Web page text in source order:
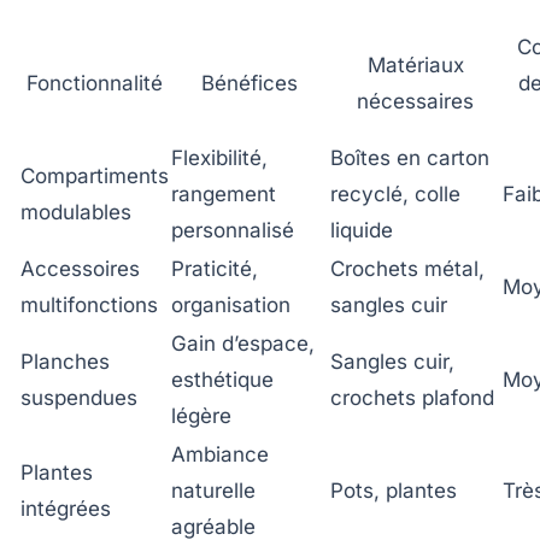
Fonctionnalité Bénéfices
Matériaux
nécessaires
Compartiments
modulables
Flexibilité,
rangement
personnalisé
Boîtes en carton
recyclé, colle
liquide
Accessoires
multifonctions
Praticité,
organisation
Crochets métal,
sangles cuir
Planches
suspendues
Gain d’espace,
esthétique
légère
Sangles cuir,
crochets plafond
Plantes
intégrées
Ambiance
naturelle
agréable
Pots, plantes